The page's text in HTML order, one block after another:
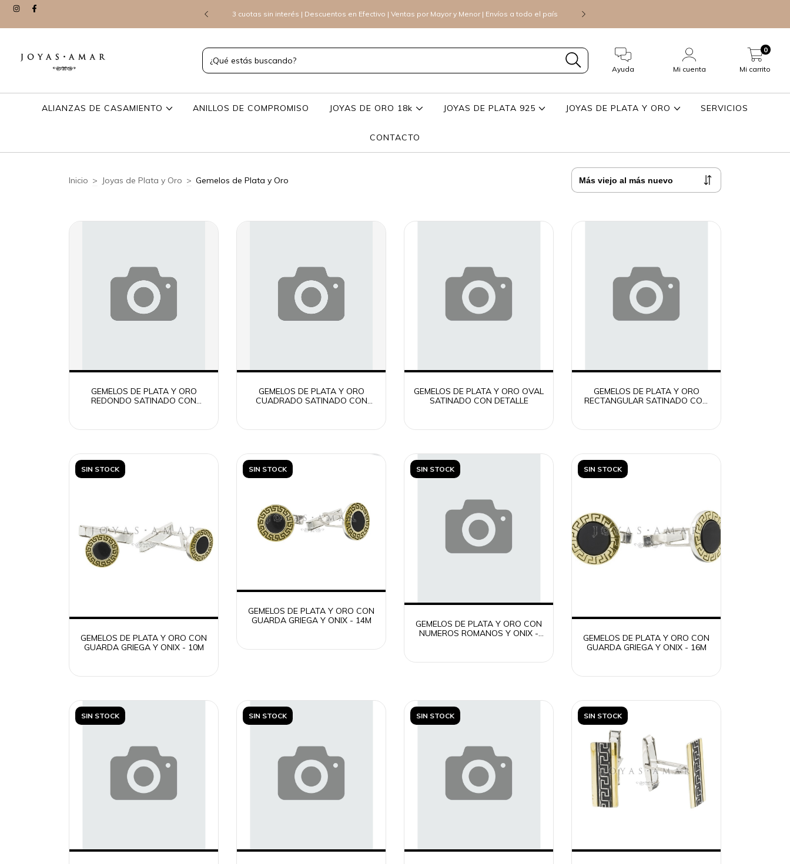
Y TE ENVIAMOS POR WHATSAPP LO QUE
3 cuotas sin interés | Descuentos en Efectivo | Ventas por Mayor y Menor | Envíos a todo el país
Ayuda Mi cuenta Mi carrito
0
ALIANZAS DE CASAMIENTO ANILLOS DE COMPROMISO JOYAS DE ORO 18k JOYAS DE PLATA 925 JOYAS DE PLATA Y ORO SERVICIOS
CONTACTO
Inicio > Joyas de Plata y Oro > Gemelos de Plata y Oro
GEMELOS DE PLATA Y ORO
REDONDO SATINADO CON
GEMELOS DE PLATA Y ORO
CUADRADO SATINADO CON
GEMELOS DE PLATA Y ORO OVAL
SATINADO CON DETALLE
GEMELOS DE PLATA Y ORO
RECTANGULAR SATINADO CON
SIN STOCK
GEMELOS DE PLATA Y ORO CON
GUARDA GRIEGA Y ONIX - 10M
SIN STOCK
GEMELOS DE PLATA Y ORO CON
GUARDA GRIEGA Y ONIX - 14M
SIN STOCK
GEMELOS DE PLATA Y ORO CON
NUMEROS ROMANOS Y ONIX -
SIN STOCK
GEMELOS DE PLATA Y ORO CON
GUARDA GRIEGA Y ONIX - 16M
SIN STOCK SIN STOCK SIN STOCK SIN STOCK